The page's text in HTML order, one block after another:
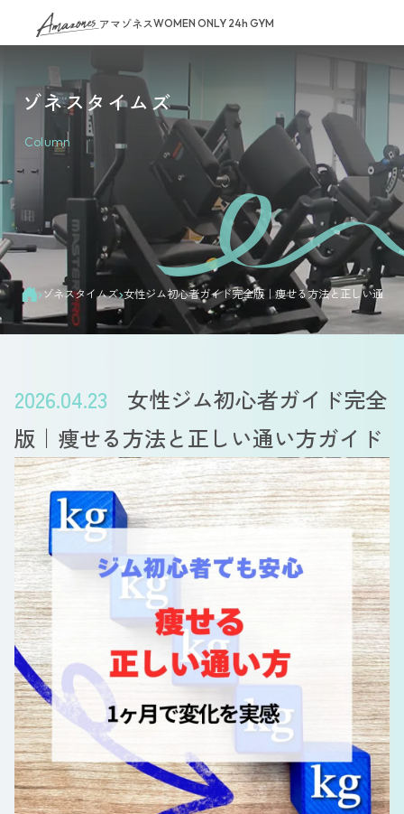
アマゾネスWOMEN ONLY 24h GYM
ゾネスタイムズ
Column
›ゾネスタイムズ›女性ジム初心者ガイド完全版｜痩せる方法と正しい通い
2026.04.23
女性ジム初心者ガイド完全
版｜痩せる方法と正しい通い方ガイド